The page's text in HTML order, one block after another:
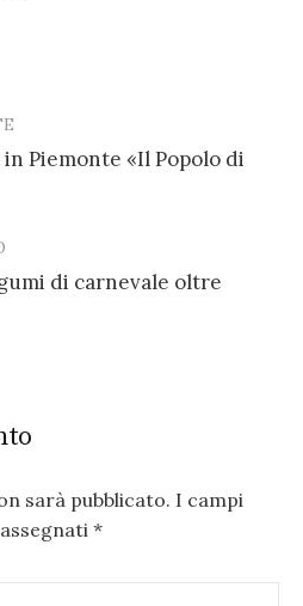
Piemonte «Il Popolo di
di carnevale oltre
sarà pubblicato. I campi
*